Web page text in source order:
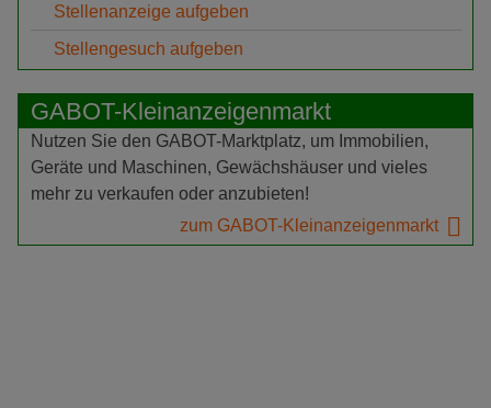
Stellenanzeige aufgeben
Stellengesuch aufgeben
GABOT-Kleinanzeigenmarkt
Nutzen Sie den GABOT-Marktplatz, um Immobilien,
Geräte und Maschinen, Gewächshäuser und vieles
mehr zu verkaufen oder anzubieten!
zum GABOT-Kleinanzeigenmarkt